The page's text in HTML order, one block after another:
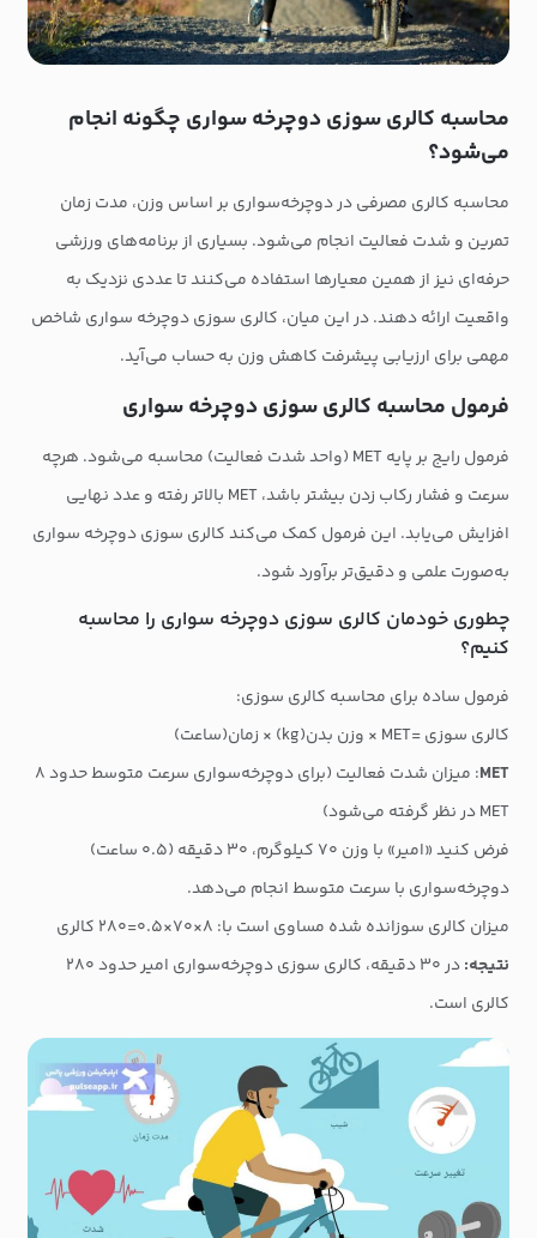
محاسبه کالری سوزی دوچرخه سواری چگونه انجام
می‌شود؟
محاسبه کالری مصرفی در دوچرخه‌سواری بر اساس وزن، مدت زمان
تمرین و شدت فعالیت انجام می‌شود. بسیاری از برنامه‌های ورزشی
حرفه‌ای نیز از همین معیارها استفاده می‌کنند تا عددی نزدیک به
واقعیت ارائه دهند. در این میان، کالری سوزی دوچرخه سواری شاخص
مهمی برای ارزیابی پیشرفت کاهش وزن به حساب می‌آید.
فرمول محاسبه کالری سوزی دوچرخه سواری
فرمول رایج بر پایه MET (واحد شدت فعالیت) محاسبه می‌شود. هرچه
سرعت و فشار رکاب زدن بیشتر باشد، MET بالاتر رفته و عدد نهایی
افزایش می‌یابد. این فرمول کمک می‌کند کالری سوزی دوچرخه سواری
به‌صورت علمی و دقیق‌تر برآورد شود.
چطوری خودمان کالری سوزی دوچرخه سواری را محاسبه
کنیم؟
فرمول ساده برای محاسبه کالری سوزی:
کالری سوزی =MET × وزن بدن(kg) × زمان(ساعت)
MET
: میزان شدت فعالیت (برای دوچرخه‌سواری سرعت متوسط حدود ۸
MET در نظر گرفته می‌شود)
فرض کنید «امیر» با وزن ۷۰ کیلوگرم، ۳۰ دقیقه (۰.۵ ساعت)
دوچرخه‌سواری با سرعت متوسط انجام می‌دهد.
میزان کالری سوزانده شده مساوی است با: ۸×۷۰×۰.۵=۲۸۰ کالری
نتیجه:
در ۳۰ دقیقه، کالری سوزی دوچرخه‌سواری امیر حدود ۲۸۰
کالری است.